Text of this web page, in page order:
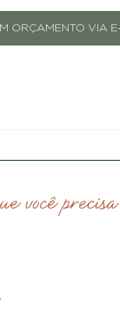
ORÇAMENTO VIA
você